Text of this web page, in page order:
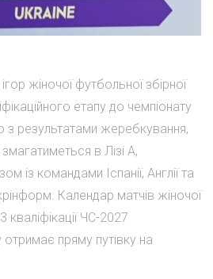
жіночої футбольної збірної
етапу до чемпіонату
з результатами жеребкування,
в Лізі А,
із командами Іспанії, Англії та
Календар матчів жіночої
кваліфікації ЧС-2027
пряму путівку на